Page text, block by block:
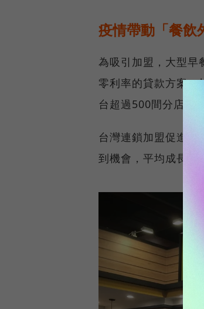
疫情帶動「餐飲
為吸引加盟，大型早
零利率的貸款方案。
台超過500間分店業
台灣連鎖加盟促進協
到機會，平均成長2~3